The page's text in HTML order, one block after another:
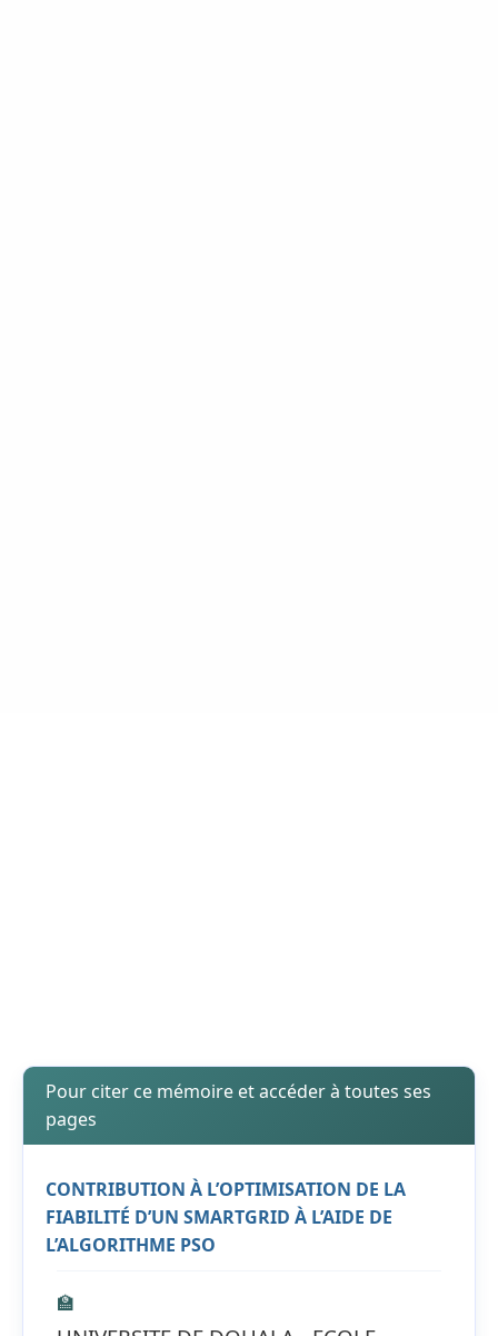
Pour citer ce mémoire et accéder à toutes ses
pages
CONTRIBUTION À L’OPTIMISATION DE LA
FIABILITÉ D’UN SMARTGRID À L’AIDE DE
L’ALGORITHME PSO
🏫